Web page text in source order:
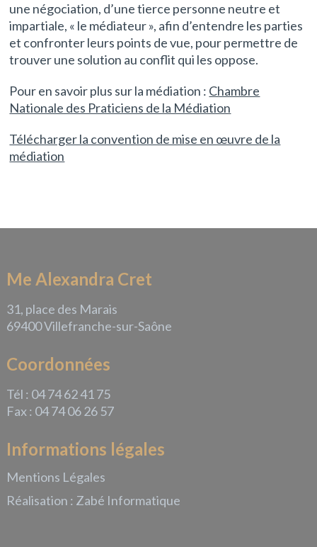
une négociation, d’une tierce personne neutre et
impartiale, « le médiateur », afin d’entendre les parties
et confronter leurs points de vue, pour permettre de
trouver une solution au conflit qui les oppose.
Pour en savoir plus sur la médiation : Chambre
Nationale des Praticiens de la Médiation
Télécharger la convention de mise en œuvre de la
médiation
Me Alexandra Cret
31, place des Marais
69400 Villefranche-sur-Saône
Coordonnées
Tél : 04 74 62 41 75
Fax : 04 74 06 26 57
Informations légales
Mentions Légales
Réalisation : Zabé Informatique